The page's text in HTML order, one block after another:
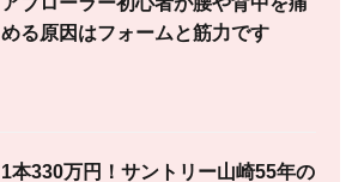
める原因はフォームと筋力です
1本330万円！サントリー山崎55年の